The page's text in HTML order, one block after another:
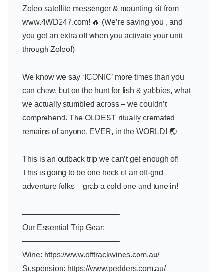
Zoleo satellite messenger & mounting kit from
www.4WD247.com! 🔥 (We’re saving you , and
you get an extra off when you activate your unit
through Zoleo!)
We know we say ‘ICONIC’ more times than you
can chew, but on the hunt for fish & yabbies, what
we actually stumbled across – we couldn’t
comprehend. The OLDEST ritually cremated
remains of anyone, EVER, in the WORLD! 🌏
This is an outback trip we can’t get enough of!
This is going to be one heck of an off-grid
adventure folks – grab a cold one and tune in!
————————————–
Our Essential Trip Gear:
————————————–
Wine: https://www.offtrackwines.com.au/
Suspension: https://www.pedders.com.au/